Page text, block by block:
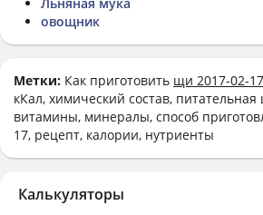
овощник
Метки: Как приготовить щи 2017-02-17
кКал, химический состав, питательная
витамины, минералы, способ
17, рецепт, калории, нутриенты
Калькуляторы